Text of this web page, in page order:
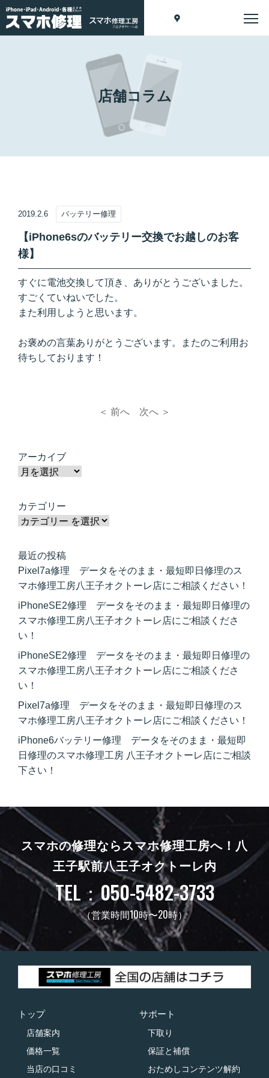
店舗コラム
2019.2.6 バッテリー修理
【iPhone6sのバッテリー交換でお越しのお客
様】
すぐに電池交換して頂き、ありがとうございました。
すごくていねいでした。
また利用しようと思います。
お褒めの言葉ありがとうございます。またのご利用お
待ちしております！
＜ 前へ 次へ ＞
アーカイブ
カテゴリー
最近の投稿
Pixel7a修理 データをそのまま・最短即日修理のス
マホ修理工房八王子オクトーレ店にご相談ください！
iPhoneSE2修理 データをそのまま・最短即日修理の
スマホ修理工房八王子オクトーレ店にご相談くださ
い！
iPhoneSE2修理 データをそのまま・最短即日修理の
スマホ修理工房八王子オクトーレ店にご相談くださ
い！
Pixel7a修理 データをそのまま・最短即日修理のス
マホ修理工房八王子オクトーレ店にご相談ください！
iPhone6バッテリー修理 データをそのまま・最短即
日修理のスマホ修理工房 八王子オクトーレ店にご相談
下さい！
スマホの修理ならスマホ修理工房へ！ 八
王子駅前八王子オクトーレ内
TEL：050-5482-3733
（営業時間10時〜20時）
トップ
店舗案内
価格一覧
当店の口コミ
サポート
下取り
保証と補償
おためしコンテンツ解約